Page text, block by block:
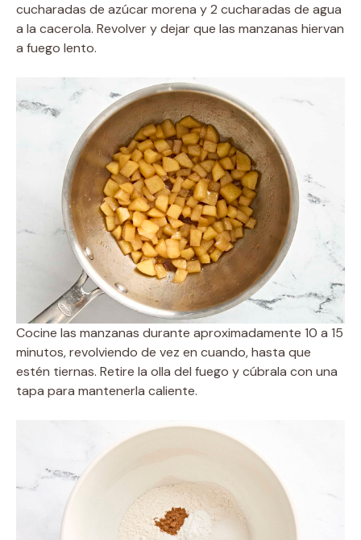
cucharadas de azúcar morena y 2 cucharadas de agua
a la cacerola. Revolver y dejar que las manzanas hiervan
a fuego lento.
Cocine las manzanas durante aproximadamente 10 a 15
minutos, revolviendo de vez en cuando, hasta que
estén tiernas. Retire la olla del fuego y cúbrala con una
tapa para mantenerla caliente.